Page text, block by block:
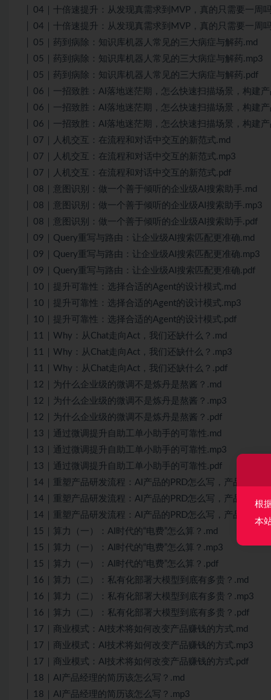
│ 04｜十倍速提升：从发现真需求到MVP，真的只需要一周
│ 04｜十倍速提升：从发现真需求到MVP，真的只需要一周
│ 05｜药到病除：知识库机器人常见的三大病症与解药.md
│ 05｜药到病除：知识库机器人常见的三大病症与解药.mp3
│ 05｜药到病除：知识库机器人常见的三大病症与解药.pdf
│ 06｜一招致胜：AI落地迷茫期，怎么快速扫描场景，构建
│ 06｜一招致胜：AI落地迷茫期，怎么快速扫描场景，构建
│ 06｜一招致胜：AI落地迷茫期，怎么快速扫描场景，构建
│ 07｜人机交互：在流程和对话中交互的新范式.md
│ 07｜人机交互：在流程和对话中交互的新范式.mp3
│ 07｜人机交互：在流程和对话中交互的新范式.pdf
│ 08｜意图识别：做一个善于倾听的企业级AI搜索助手.md
│ 08｜意图识别：做一个善于倾听的企业级AI搜索助手.mp3
│ 08｜意图识别：做一个善于倾听的企业级AI搜索助手.pdf
│ 09｜Query重写与路由：让企业级AI搜索匹配更准确.md
│ 09｜Query重写与路由：让企业级AI搜索匹配更准确.mp3
│ 09｜Query重写与路由：让企业级AI搜索匹配更准确.pdf
│ 10｜提升可靠性：选择合适的Agent的设计模式.md
│ 10｜提升可靠性：选择合适的Agent的设计模式.mp3
│ 10｜提升可靠性：选择合适的Agent的设计模式.pdf
│ 11｜Why：从Chat走向Act，我们还缺什么？.md
│ 11｜Why：从Chat走向Act，我们还缺什么？.mp3
│ 11｜Why：从Chat走向Act，我们还缺什么？.pdf
│ 12｜为什么企业级的微调不是炼丹是熬酱？.md
│ 12｜为什么企业级的微调不是炼丹是熬酱？.mp3
│ 12｜为什么企业级的微调不是炼丹是熬酱？.pdf
│ 13｜通过微调提升自助工单小助手的可靠性.md
│ 13｜通过微调提升自助工单小助手的可靠性.mp3
│ 13｜通过微调提升自助工单小助手的可靠性.pdf
│ 14｜重塑产品研发流程：AI产品的PRD怎么写，产品、研发
│ 14｜重塑产品研发流程：AI产品的PRD怎么写，产品、研
│ 14｜重塑产品研发流程：AI产品的PRD怎么写，产品、研发
│ 15｜算力（一）：AI时代的“电费”怎么算？.md
│ 15｜算力（一）：AI时代的“电费”怎么算？.mp3
│ 15｜算力（一）：AI时代的“电费”怎么算？.pdf
│ 16｜算力（二）：私有化部署大模型到底有多贵？.md
│ 16｜算力（二）：私有化部署大模型到底有多贵？.mp3
│ 16｜算力（二）：私有化部署大模型到底有多贵？.pdf
│ 17｜商业模式：AI技术将如何改变产品赚钱的方式.md
│ 17｜商业模式：AI技术将如何改变产品赚钱的方式.mp3
│ 17｜商业模式：AI技术将如何改变产品赚钱的方式.pdf
│ 18｜AI产品经理的简历该怎么写？.md
│ 18｜AI产品经理的简历该怎么写？.mp3
根
本